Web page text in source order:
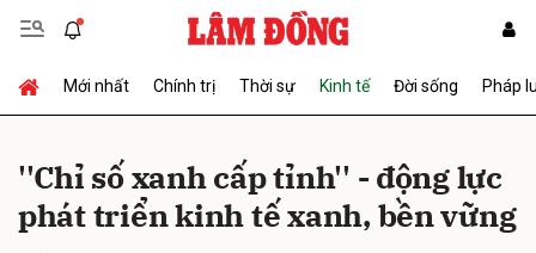
Mới nhất Chính trị Thời sự Kinh tế Đời sống Pháp
''Chỉ số xanh cấp tỉnh'' - động lực
phát triển kinh tế xanh, bền vững
Gửi bình luận